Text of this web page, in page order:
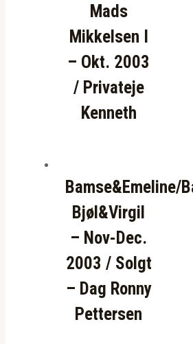
Mads
Mikkelsen I
– Okt. 2003
/ Privateje
Kenneth
Bamse&Emeline/
Bjøl&Virgil
– Nov-Dec.
2003 / Solgt
– Dag Ronny
Pettersen